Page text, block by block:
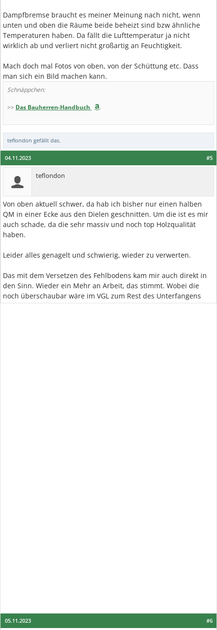
Dampfbremse braucht es meiner Meinung nach nicht, wenn
unten und oben die Räume beide beheizt sind bzw ähnliche
Temperaturen haben. Da fällt die Lufttemperatur ja nicht
wirklich ab und verliert nicht großartig an Feuchtigkeit.
Mach doch mal Fotos von oben, von der Schüttung etc. Dass
man sich ein Bild machen kann.
Schnäppchen:
>> Das Bauherren-Handbuch
teflondon gefällt das.
#5
04.11.2023
teflondon
Von oben aktuell schwer, da hab ich bisher nur einen halben
QM in einer Ecke aus den Dielen geschnitten. Um die ist es mir
auch schade, da die sehr massiv und noch top Holzqualität
haben.
Leider alles genagelt und schwierig, wieder zu verwerten.
Das mit dem Versetzen des Fehlbodens kam mir auch direkt in
den Sinn. Wieder ein Mehr an Arbeit, das stimmt. Wobei die
noch überschaubar wäre im VGL zum Rest des Unterfangens
#6
05.11.2023